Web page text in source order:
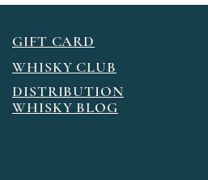
GIFT CARD
WHISKY CLUB
DISTRIBUTION
WHISKY BLOG